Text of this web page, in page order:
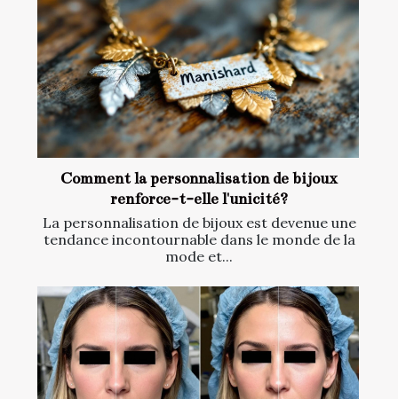
Comment la personnalisation de bijoux
renforce-t-elle l'unicité?
La personnalisation de bijoux est devenue une
tendance incontournable dans le monde de la
mode et...